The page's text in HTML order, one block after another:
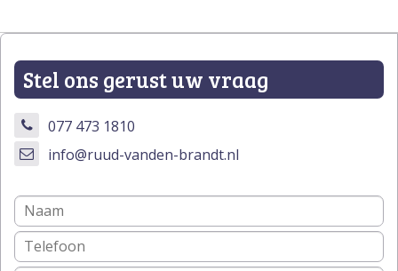
Stel ons gerust uw vraag
077 473 1810
info@ruud-vanden-brandt.nl